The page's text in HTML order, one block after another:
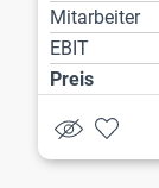
Mitarbeiter
EBIT
Preis